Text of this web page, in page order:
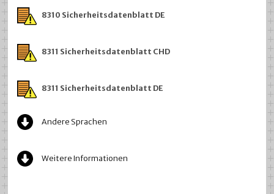
8310 Sicherheitsdatenblatt DE
8311 Sicherheitsdatenblatt CHD
8311 Sicherheitsdatenblatt DE
Andere Sprachen
Weitere Informationen